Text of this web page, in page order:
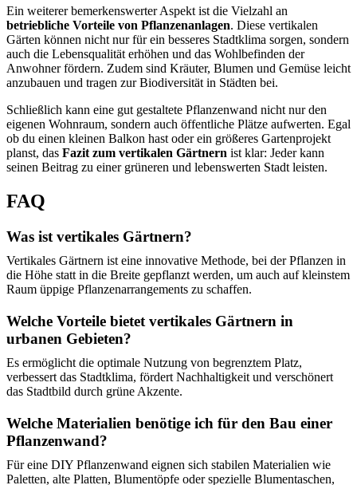
Ein weiterer bemerkenswerter Aspekt ist die Vielzahl an
betriebliche Vorteile von Pflanzenanlagen. Diese vertikalen
Gärten können nicht nur für ein besseres Stadtklima sorgen, sondern
auch die Lebensqualität erhöhen und das Wohlbefinden der
Anwohner fördern. Zudem sind Kräuter, Blumen und Gemüse leicht
anzubauen und tragen zur Biodiversität in Städten bei.
Schließlich kann eine gut gestaltete Pflanzenwand nicht nur den
eigenen Wohnraum, sondern auch öffentliche Plätze aufwerten. Egal
ob du einen kleinen Balkon hast oder ein größeres Gartenprojekt
planst, das Fazit zum vertikalen Gärtnern ist klar: Jeder kann
seinen Beitrag zu einer grüneren und lebenswerten Stadt leisten.
FAQ
Was ist vertikales Gärtnern?
Vertikales Gärtnern ist eine innovative Methode, bei der Pflanzen in
die Höhe statt in die Breite gepflanzt werden, um auch auf kleinstem
Raum üppige Pflanzenarrangements zu schaffen.
Welche Vorteile bietet vertikales Gärtnern in
urbanen Gebieten?
Es ermöglicht die optimale Nutzung von begrenztem Platz,
verbessert das Stadtklima, fördert Nachhaltigkeit und verschönert
das Stadtbild durch grüne Akzente.
Welche Materialien benötige ich für den Bau einer
Pflanzenwand?
Für eine DIY Pflanzenwand eignen sich stabilen Materialien wie
Paletten, alte Platten, Blumentöpfe oder spezielle Blumentaschen,